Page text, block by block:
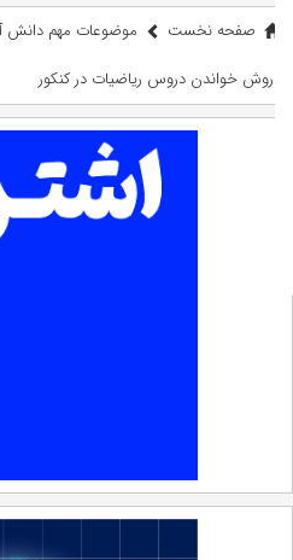
صفحه نخست موضوعات مهم دانش
روش خواندن دروس ریاضیات در کنکور